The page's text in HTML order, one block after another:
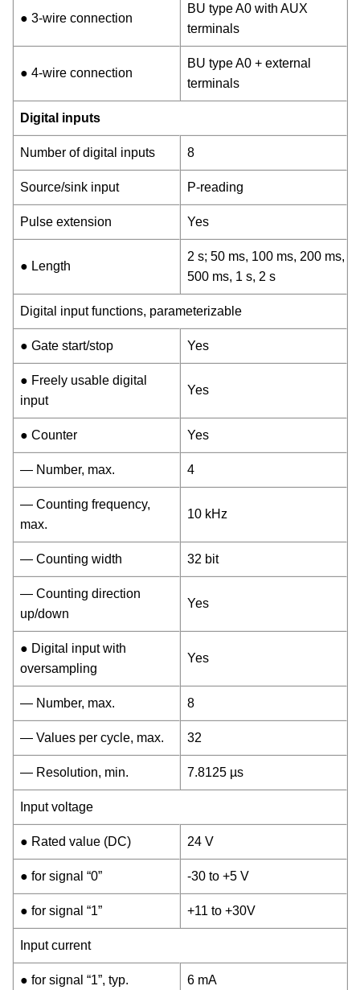
● 3-wire connection
BU type A0 with AUX
terminals
● 4-wire connection
BU type A0 + external
terminals
Digital inputs
Number of digital inputs 8
Source/sink input P-reading
Pulse extension Yes
● Length
2 s; 50 ms, 100 ms, 200 ms,
500 ms, 1 s, 2 s
Digital input functions, parameterizable
● Gate start/stop Yes
● Freely usable digital
input
Yes
● Counter Yes
— Number, max. 4
— Counting frequency,
max.
10 kHz
— Counting width 32 bit
— Counting direction
up/down
Yes
● Digital input with
oversampling
Yes
— Number, max. 8
— Values per cycle, max. 32
— Resolution, min. 7.8125 µs
Input voltage
● Rated value (DC) 24 V
● for signal “0” -30 to +5 V
● for signal “1” +11 to +30V
Input current
● for signal “1”, typ. 6 mA